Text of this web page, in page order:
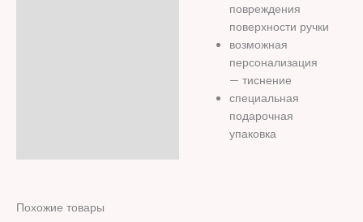
повреждения
поверхности ручки
возможная
персонализация
— тиснение
специальная
подарочная
упаковка
Похожие товары